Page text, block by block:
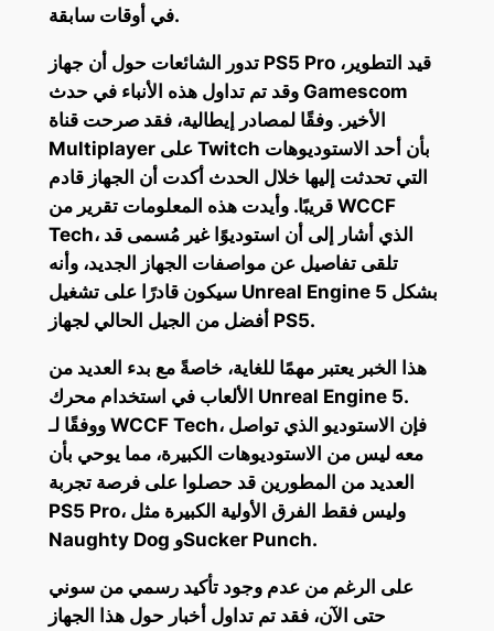
في أوقات سابقة.
تدور الشائعات حول أن جهاز PS5 Pro قيد التطوير،
وقد تم تداول هذه الأنباء في حدث Gamescom
الأخير. وفقًا لمصادر إيطالية، فقد صرحت قناة
Multiplayer على Twitch بأن أحد الاستوديوهات
التي تحدثت إليها خلال الحدث أكدت أن الجهاز قادم
قريبًا. وأيدت هذه المعلومات تقرير من WCCF
Tech، الذي أشار إلى أن استوديوًا غير مُسمى قد
تلقى تفاصيل عن مواصفات الجهاز الجديد، وأنه
سيكون قادرًا على تشغيل Unreal Engine 5 بشكل
أفضل من الجيل الحالي لجهاز PS5.
هذا الخبر يعتبر مهمًا للغاية، خاصةً مع بدء العديد من
الألعاب في استخدام محرك Unreal Engine 5.
ووفقًا لـ WCCF Tech، فإن الاستوديو الذي تواصل
معه ليس من الاستوديوهات الكبيرة، مما يوحي بأن
العديد من المطورين قد حصلوا على فرصة تجربة
PS5 Pro، وليس فقط الفرق الأولية الكبيرة مثل
Naughty Dog وSucker Punch.
على الرغم من عدم وجود تأكيد رسمي من سوني
حتى الآن، فقد تم تداول أخبار حول هذا الجهاز